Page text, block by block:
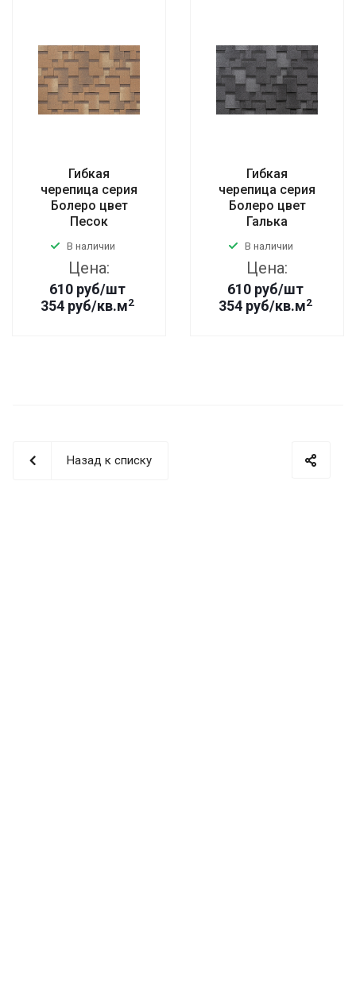
Гибкая
черепица серия
Болеро цвет
Песок
В наличии
Цена:
610 руб/шт
354 руб/кв.м2
Гибкая
черепица серия
Болеро цвет
Галька
В наличии
Цена:
610 руб/шт
354 руб/кв.м2
Назад к списку